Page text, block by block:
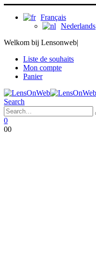
Français
Nederlands
Welkom bij Lensonweb|
Liste de souhaits
Mon compte
Panier
Search
0
00